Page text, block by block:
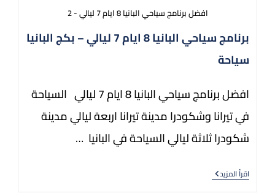
افضل برنامج سياحي البانيا 8 ايام 7 ليالي - 2
برنامج سياحي البانيا 8 ايام 7 ليالي – بكج البانيا
سياحة
افضل برنامج سياحي البانيا 8 ايام 7 ليالي السياحة
في تيرانا وشكودرا مدينة تيرانا اربعة ليالي مدينة
شكودرا ثلاثة ليالي السياحة في البانيا …
اقرأ المزيد